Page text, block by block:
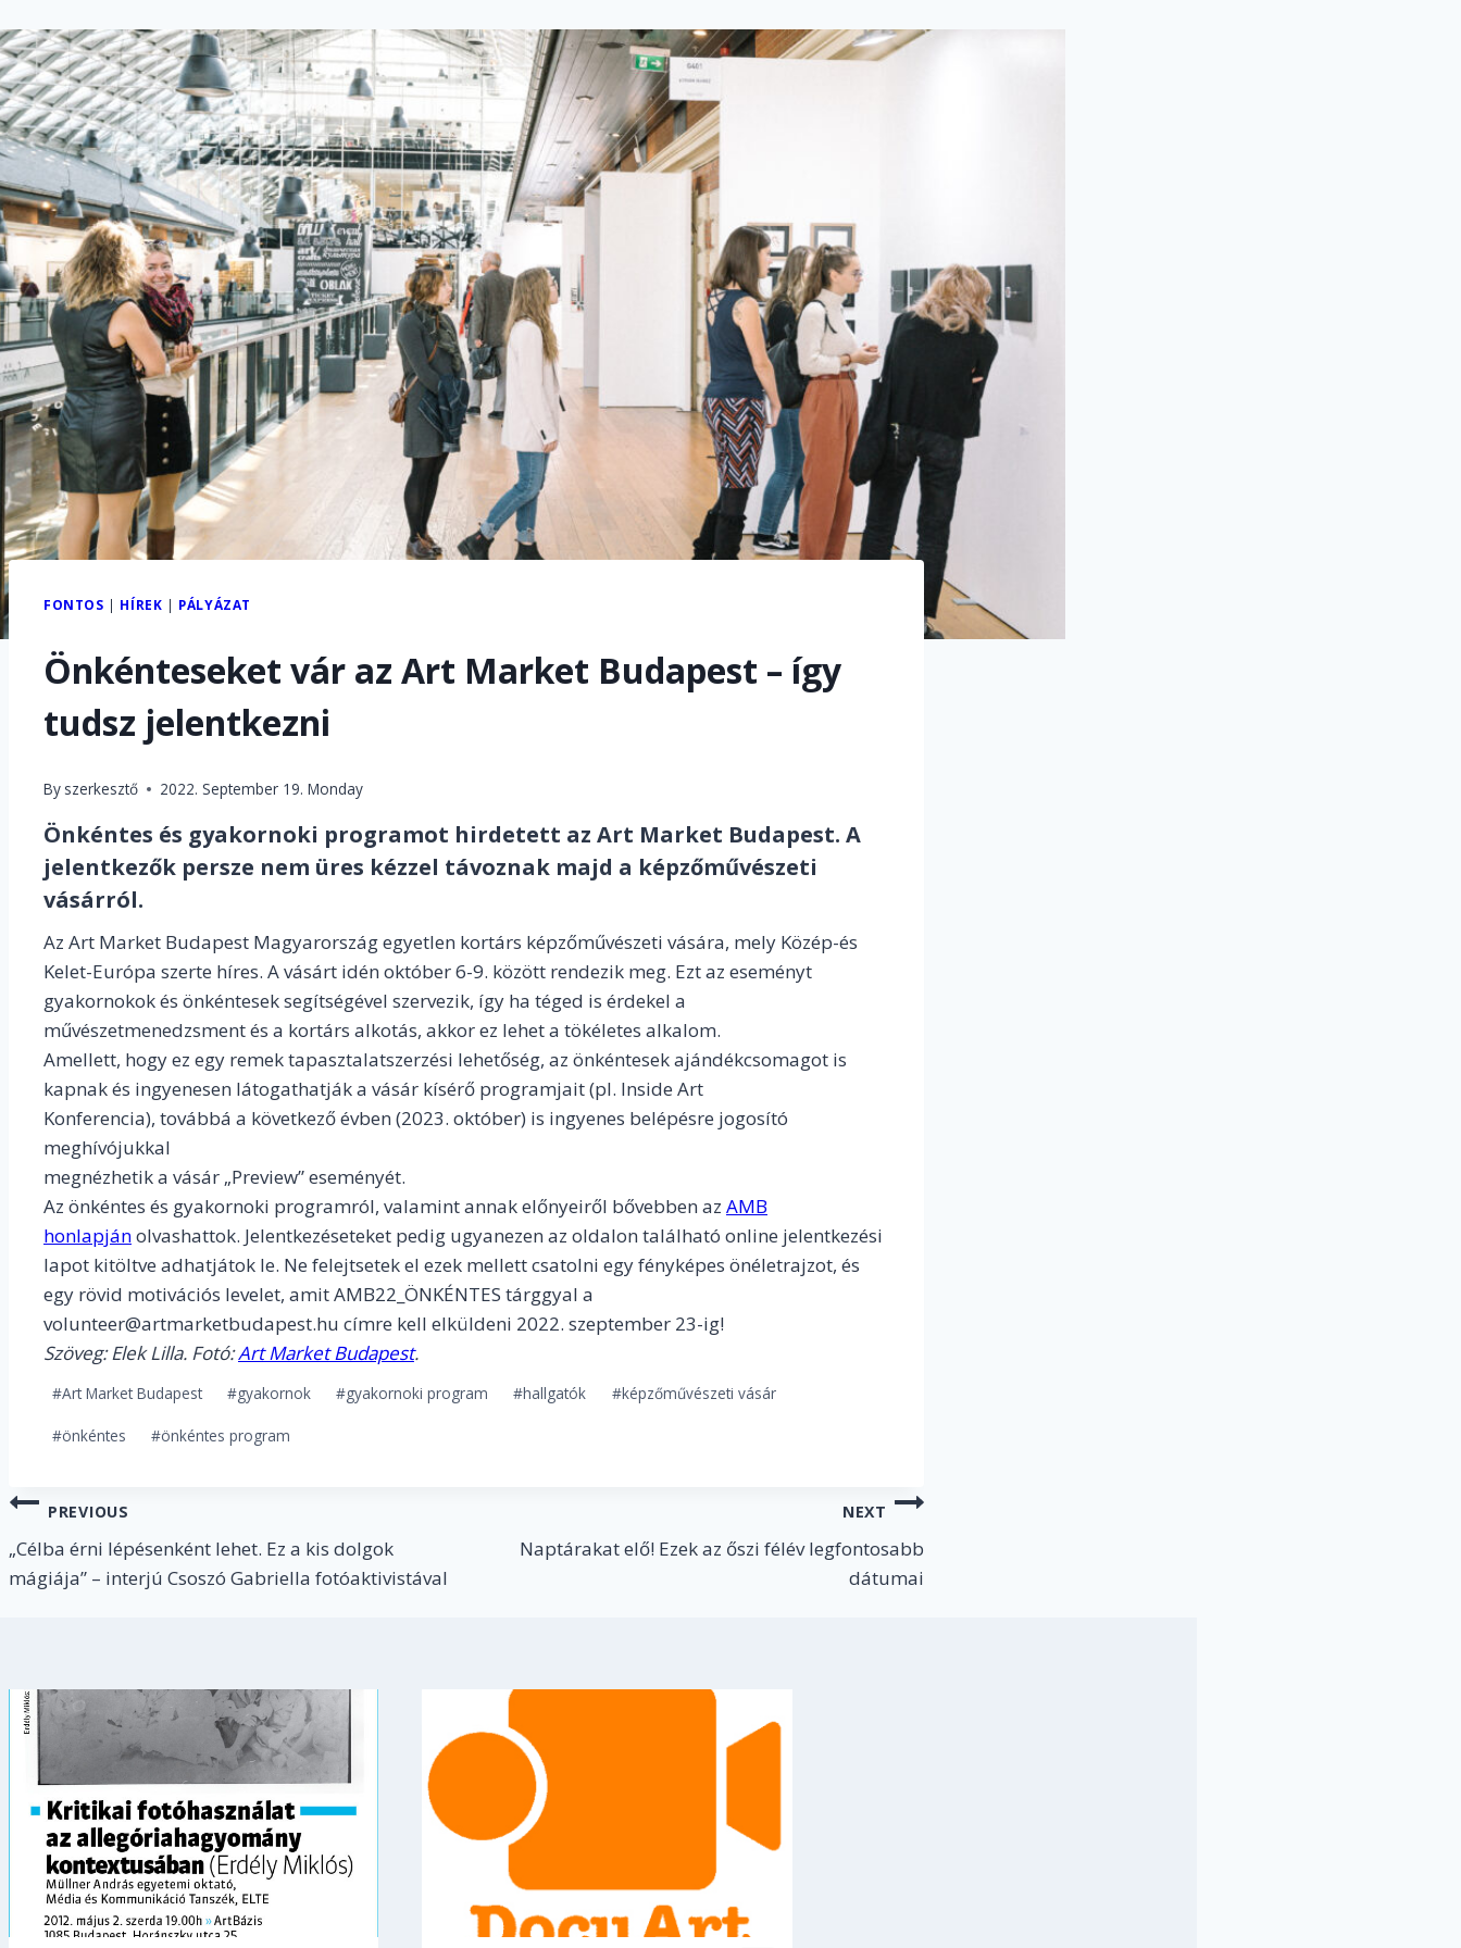
FONTOS | HÍREK | PÁLYÁZAT
Önkénteseket vár az Art Market Budapest – így
tudsz jelentkezni
By szerkesztő 2022. September 19. Monday
Önkéntes és gyakornoki programot hirdetett az Art Market Budapest. A
jelentkezők persze nem üres kézzel távoznak majd a képzőművészeti
vásárról.
Az Art Market Budapest Magyarország egyetlen kortárs képzőművészeti vására, mely Közép-és
Kelet-Európa szerte híres. A vásárt idén október 6-9. között rendezik meg. Ezt az eseményt
gyakornokok és önkéntesek segítségével szervezik, így ha téged is érdekel a
művészetmenedzsment és a kortárs alkotás, akkor ez lehet a tökéletes alkalom.
Amellett, hogy ez egy remek tapasztalatszerzési lehetőség, az önkéntesek ajándékcsomagot is
kapnak és ingyenesen látogathatják a vásár kísérő programjait (pl. Inside Art
Konferencia), továbbá a következő évben (2023. október) is ingyenes belépésre jogosító
meghívójukkal
megnézhetik a vásár „Preview” eseményét.
Az önkéntes és gyakornoki programról, valamint annak előnyeiről bővebben az AMB
honlapjánolvashattok. Jelentkezéseteket pedig ugyanezen az oldalon található online jelentkezési
lapot kitöltve adhatjátok le. Ne felejtsetek el ezek mellett csatolni egy fényképes önéletrajzot, és
egy rövid motivációs levelet, amit AMB22_ÖNKÉNTES tárggyal a
volunteer@artmarketbudapest.hu címre kell elküldeni 2022. szeptember 23-ig!
Szöveg: Elek Lilla. Fotó:Art Market Budapest.
#Art Market Budapest #gyakornok #gyakornoki program #hallgatók #képzőművészeti vásár
#önkéntes #önkéntes program
Post
navigation
PREVIOUS
„Célba érni lépésenként lehet. Ez a kis dolgok
mágiája” – interjú Csoszó Gabriella fotóaktivistával
NEXT
Naptárakat elő! Ezek az őszi félév legfontosabb
dátumai